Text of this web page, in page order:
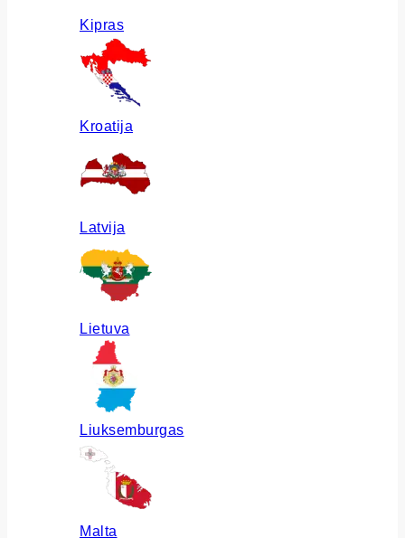
Kipras
Kroatija
Latvija
Lietuva
Liuksemburgas
Malta